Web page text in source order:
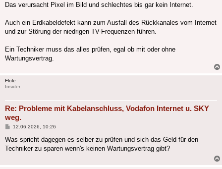
Das verursacht Pixel im Bild und schlechtes bis gar kein Internet.
Auch ein Erdkabeldefekt kann zum Ausfall des Rückkanales vom Internet
und zur Störung der niedrigen TV-Frequenzen führen.
Ein Techniker muss das alles prüfen, egal ob mit oder ohne
Wartungsvertrag.
Flole
Insider
Re: Probleme mit Kabelanschluss, Vodafon Internet u. SKY
weg.
Beitrag
12.06.2026, 10:26
Was spricht dagegen es selber zu prüfen und sich das Geld für den
Techniker zu sparen wenn's keinen Wartungsvertrag gibt?